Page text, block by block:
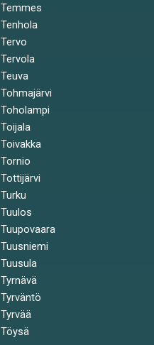
Temmes
Tenhola
Tervo
Tervola
Teuva
Tohmajärvi
Toholampi
Toijala
Toivakka
Tornio
Tottijärvi
Turku
Tuulos
Tuupovaara
Tuusniemi
Tuusula
Tyrnävä
Tyrväntö
Tyrvää
Töysä